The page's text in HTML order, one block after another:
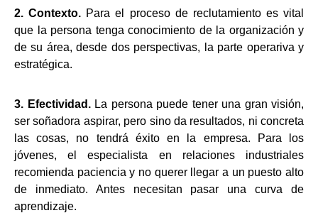
2. Contexto. Para el proceso de reclutamiento es vital
que la persona tenga conocimiento de la organización y
de su área, desde dos perspectivas, la parte operariva y
estratégica.
3. Efectividad.La persona puede tener una gran visión,
ser soñadora aspirar, pero sino da resultados, ni concreta
las cosas, no tendrá éxito en la empresa. Para los
jóvenes, el especialista en relaciones industriales
recomienda paciencia y no querer llegar a un puesto alto
de inmediato. Antes necesitan pasar una curva de
aprendizaje.